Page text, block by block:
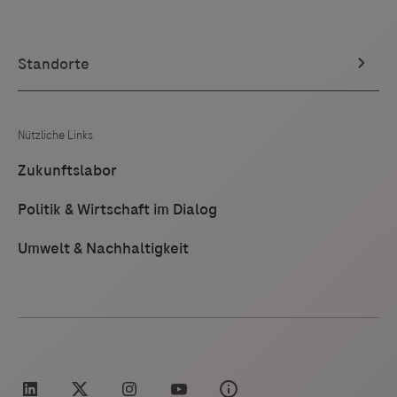
für Phagozyten, T-Zellen und B-Zellen unzugänglich
vollständige Immunantwort hervorzurufen. Die
verschiedenen Antibiotika.